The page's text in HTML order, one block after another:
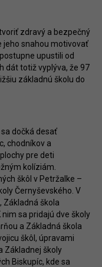
zdravý a bezpečný
jeho snahou motivovať
upustili od
dát totiž vyplýva, že 97
základnú školu do
dočká desať
chodníkov a
pre deti
kolíziám.
škôl v Petržalke –
Černyševského. V
Základná škola
sa pridajú dve školy
a Základná škola
škôl, úpravami
Základnej školy
Biskupíc, kde sa